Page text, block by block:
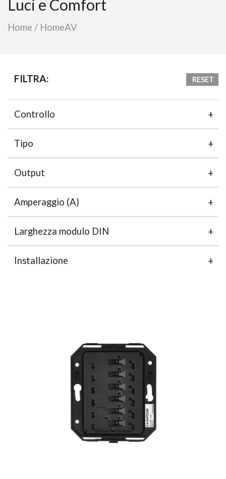
Luci e Comfort
Home / HomeAV
FILTRA: RESET
Controllo
Tipo
Output
Amperaggio (A)
Larghezza modulo DIN
Installazione